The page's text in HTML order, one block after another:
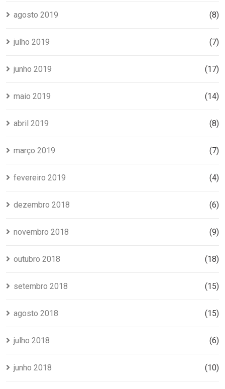
agosto 2019 (8)
julho 2019 (7)
junho 2019 (17)
maio 2019 (14)
abril 2019 (8)
março 2019 (7)
fevereiro 2019 (4)
dezembro 2018 (6)
novembro 2018 (9)
outubro 2018 (18)
setembro 2018 (15)
agosto 2018 (15)
julho 2018 (6)
junho 2018 (10)